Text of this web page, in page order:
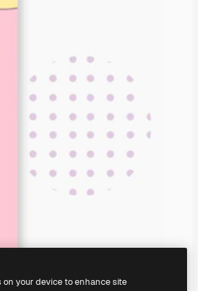
your device to enhance site